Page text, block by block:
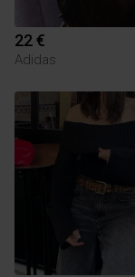
22 €
Adidas